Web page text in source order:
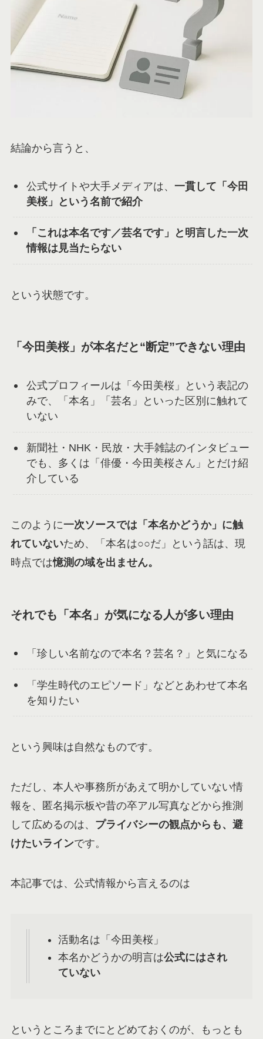
結論から言うと、
公式サイトや大手メディアは、 一貫して「今田
美桜」という名前で紹介
「これは本名です／芸名です」と明言した一次
情報は見当たらない
という状態です。
「今田美桜」が本名だと“断定”できない理由
公式プロフィールは「今田美桜」という表記の
みで、「本名」「芸名」といった区別に触れて
いない
新聞社・NHK・民放・大手雑誌のインタビュー
でも、多くは「俳優・今田美桜さん」とだけ紹
介している
このように一次ソースでは「本名かどうか」に触
れていないため、「本名は○○だ」という話は、現
時点では憶測の域を出ません。
それでも「本名」が気になる人が多い理由
「珍しい名前なので本名？芸名？」と気になる
「学生時代のエピソード」などとあわせて本名
を知りたい
という興味は自然なものです。
ただし、本人や事務所があえて明かしていない情
報を、匿名掲示板や昔の卒アル写真などから推測
して広めるのは、 プライバシーの観点からも、避
けたいラインです。
本記事では、公式情報から言えるのは
活動名は「今田美桜」
本名かどうかの明言は公式にはされ
ていない
というところまでにとどめておくのが、もっとも